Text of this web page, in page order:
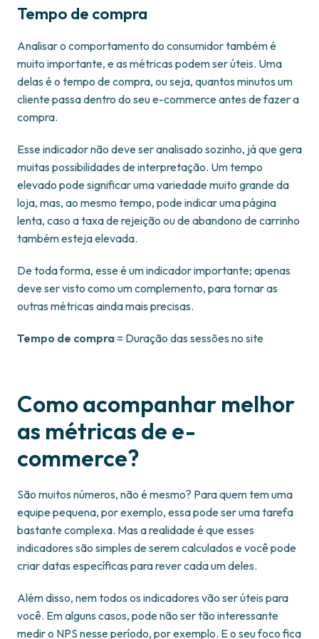
Tempo de compra
Analisar o comportamento do consumidor também é
muito importante, e as métricas podem ser úteis. Uma
delas é o tempo de compra, ou seja, quantos minutos um
cliente passa dentro do seu e-commerce antes de fazer a
compra.
Esse indicador não deve ser analisado sozinho, já que gera
muitas possibilidades de interpretação. Um tempo
elevado pode significar uma variedade muito grande da
loja, mas, ao mesmo tempo, pode indicar uma página
lenta, caso a taxa de rejeição ou de abandono de carrinho
também esteja elevada.
De toda forma, esse é um indicador importante; apenas
deve ser visto como um complemento, para tornar as
outras métricas ainda mais precisas.
Tempo de compra = Duração das sessões no site
Como acompanhar melhor
as métricas de e-
commerce?
São muitos números, não é mesmo? Para quem tem uma
equipe pequena, por exemplo, essa pode ser uma tarefa
bastante complexa. Mas a realidade é que esses
indicadores são simples de serem calculados e você pode
criar datas específicas para rever cada um deles.
Além disso, nem todos os indicadores vão ser úteis para
você. Em alguns casos, pode não ser tão interessante
medir o NPS nesse período, por exemplo. E o seu foco fica